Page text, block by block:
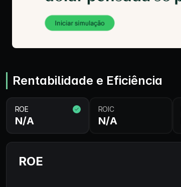
Rentabilidade e Eficiência
ROE
N/A
ROIC
N/A
ROE